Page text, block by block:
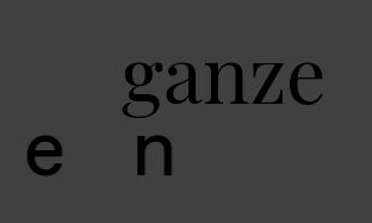
ganz
e